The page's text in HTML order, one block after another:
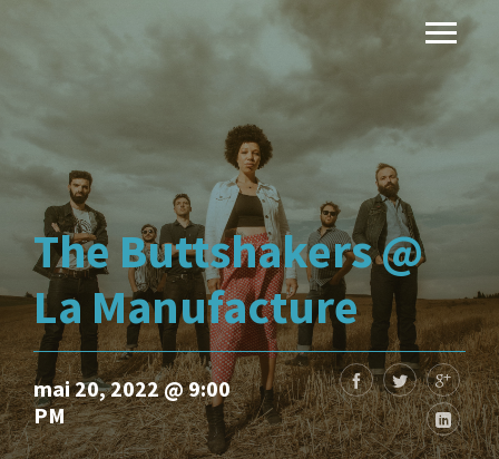
The Buttshakers @
La Manufacture
mai 20, 2022 @ 9:00
PM